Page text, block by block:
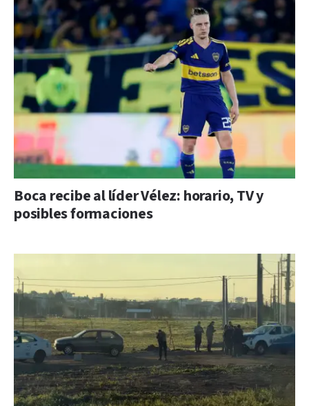
Boca recibe al líder Vélez: horario, TV y
posibles formaciones